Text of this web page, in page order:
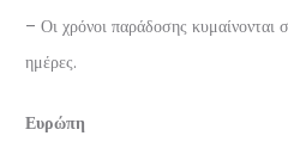
– Οι χρόνοι παράδοσης
ημέρες.
Ευρώπη